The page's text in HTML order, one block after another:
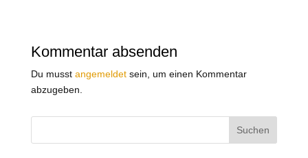
Kommentar absenden
Du musst angemeldetsein, um einen Kommentar
abzugeben.